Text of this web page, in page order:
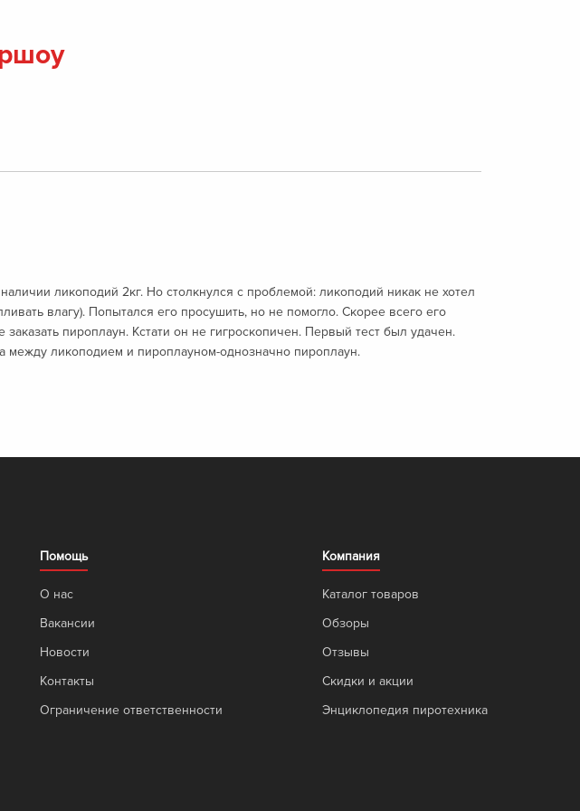
ликоподий 2кг. Но столкнулся с проблемой: ликоподий никак не хотел
влагу). Попытался его просушить, но не помогло. Скорее всего его
пироплаун. Кстати он не гигроскопичен. Первый тест был удачен.
между ликоподием и пироплауном-однозначно пироплаун.
Помощь
О нас
Вакансии
Новости
Контакты
Ограничение ответственности
Компания
Каталог товаров
Обзоры
Отзывы
Скидки и акции
Энциклопедия пиротехника